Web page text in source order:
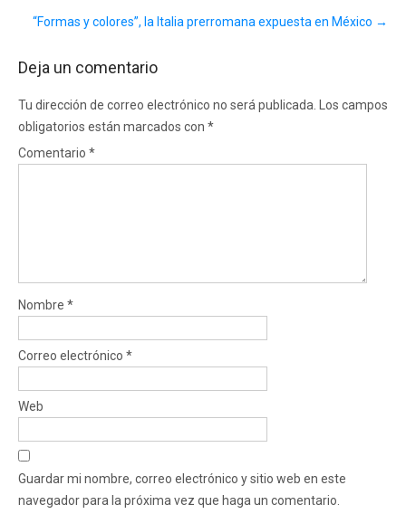
“Formas y colores”, la Italia prerromana expuesta en México →
Deja un comentario
Tu dirección de correo electrónico no será publicada.
Los campos
obligatorios están marcados con *
Comentario *
Nombre *
Correo electrónico *
Web
Guardar mi nombre, correo electrónico y sitio web en este
navegador para la próxima vez que haga un comentario.